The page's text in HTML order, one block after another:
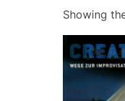
Showing